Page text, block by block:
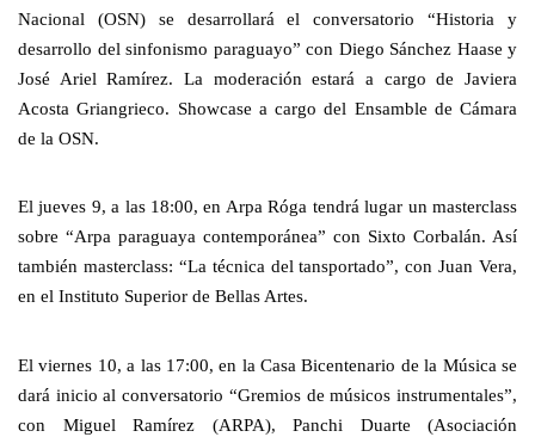
Nacional (OSN) se desarrollará el conversatorio “Historia y
desarrollo del sinfonismo paraguayo” con Diego Sánchez Haase y
José Ariel Ramírez. La moderación estará a cargo de Javiera
Acosta Griangrieco. Showcase a cargo del Ensamble de Cámara
de la OSN.
El jueves 9, a las 18:00, en Arpa Róga tendrá lugar un masterclass
sobre “Arpa paraguaya contemporánea” con Sixto Corbalán. Así
también masterclass: “La técnica del tansportado”, con Juan Vera,
en el Instituto Superior de Bellas Artes.
El viernes 10, a las 17:00, en la Casa Bicentenario de la Música se
dará inicio al conversatorio “Gremios de músicos instrumentales”,
con Miguel Ramírez (ARPA), Panchi Duarte (Asociación